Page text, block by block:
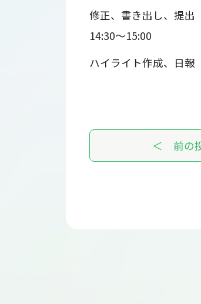
修正、書き出し、提出
14:30～15:00
ハイライト作成、日報
＜ 前の